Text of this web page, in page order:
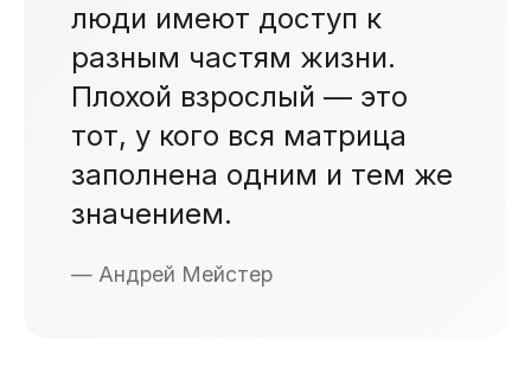
люди имеют доступ к
разным частям жизни.
Плохой взрослый — это
тот, у кого вся матрица
заполнена одним и тем же
значением.
— Андрей Мейстер